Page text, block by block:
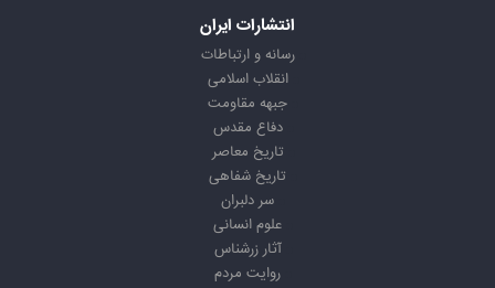
انتشارات ایران
رسانه و ارتباطات
انقلاب اسلامی
جبهه مقاومت
دفاع مقدس
تاریخ معاصر
تاریخ شفاهی
سر دلبران
علوم انسانی
آثار زرشناس
روایت مردم